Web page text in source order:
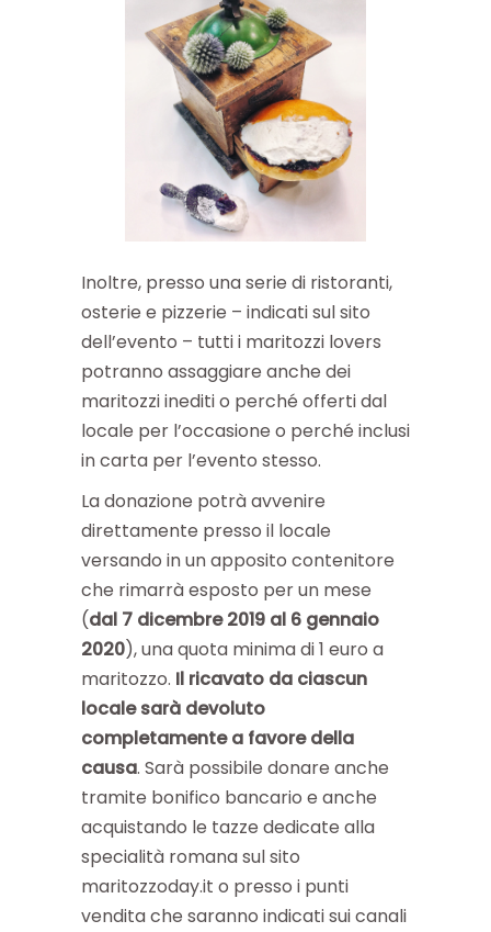
Inoltre, presso una serie di ristoranti,
osterie e pizzerie – indicati sul sito
dell’evento – tutti i maritozzi lovers
potranno assaggiare anche dei
maritozzi inediti o perché offerti dal
locale per l’occasione o perché inclusi
in carta per l’evento stesso.
La donazione potrà avvenire
direttamente presso il locale
versando in un apposito contenitore
che rimarrà esposto per un mese
(dal 7 dicembre 2019 al 6 gennaio
2020), una quota minima di 1 euro a
maritozzo. Il ricavato da ciascun
locale sarà devoluto
completamente a favore della
causa. Sarà possibile donare anche
tramite bonifico bancario e anche
acquistando le tazze dedicate alla
specialità romana sul sito
maritozzoday.it o presso i punti
vendita che saranno indicati sui canali